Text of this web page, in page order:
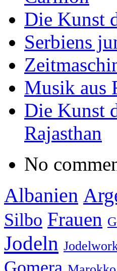
Die Kunst
Serbiens
Musik aus
Die Kunst
Rajasthan
No
Albanien
Silbo Frauen
Jodeln